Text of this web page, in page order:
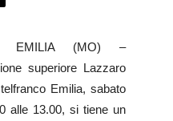
EMILIA (MO) –
superiore Lazzaro
Emilia, sabato
alle 13.00, si tiene un